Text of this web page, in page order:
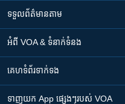
ទទួល​ព័ត៌មាន​តាម
អំពី​ VOA & ទំនាក់ទំនង
គេហទំព័រ​​ទាក់ទង
ទាញយក​ App ផ្សេងៗ​របស់​ VOA